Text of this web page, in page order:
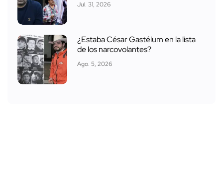
Jul. 31, 2026
¿Estaba César Gastélum en la lista
de los narcovolantes?
Ago. 5, 2026